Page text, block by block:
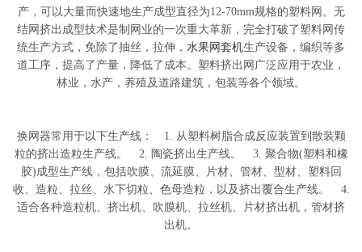
产，可以大量而快速地生产成型直径为12-70mm规格的塑料网。无
结网挤出成型技术是制网业的一次重大革新，完全打破了塑料网传
统生产方式，免除了抽丝，拉伸， 水果网套机生产设备，编织等多
道工序，提高了产量，降低了成本。塑料挤出网广泛应用于农业，
林业，水产，养殖及道路建筑，包装等各个领域。
换网器常用于以下生产线： 1. 从塑料树脂合成反应装置到散装颗
粒的挤出造粒生产线。 2. 陶瓷挤出生产线。 3. 聚合物(塑料和橡
胶)成型生产线，包括吹膜、流延膜、片材、管材、型材、塑料回
收、造粒、拉丝、水下切粒、色母造粒，以及挤出覆合生产线。 4.
适合各种造粒机、挤出机、吹膜机、拉丝机、片材挤出机，管材挤
出机。